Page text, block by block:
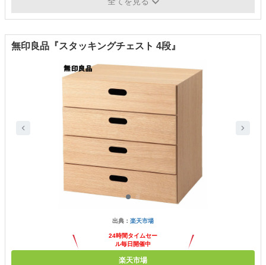
無印良品『スタッキングチェスト 4段』
出典： 楽天市場
24時間タイムセー
ル毎日開催中
楽天市場